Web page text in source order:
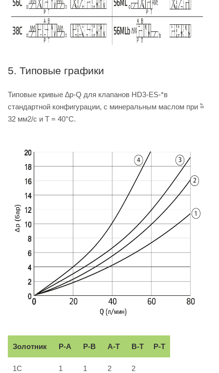
5. Типовые графики
Типовые кривые ∆p-Q для клапанов HD3-ES-*в
стандартной конфигурации, с минеральным маслом при ࣠=
32 мм2/с и T = 40°C.
Золотник P-A P-B A-T B-T P-T
1C 1 1 2 2